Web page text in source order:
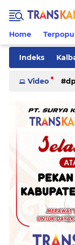
Home
Indeks
Pilkades
Video